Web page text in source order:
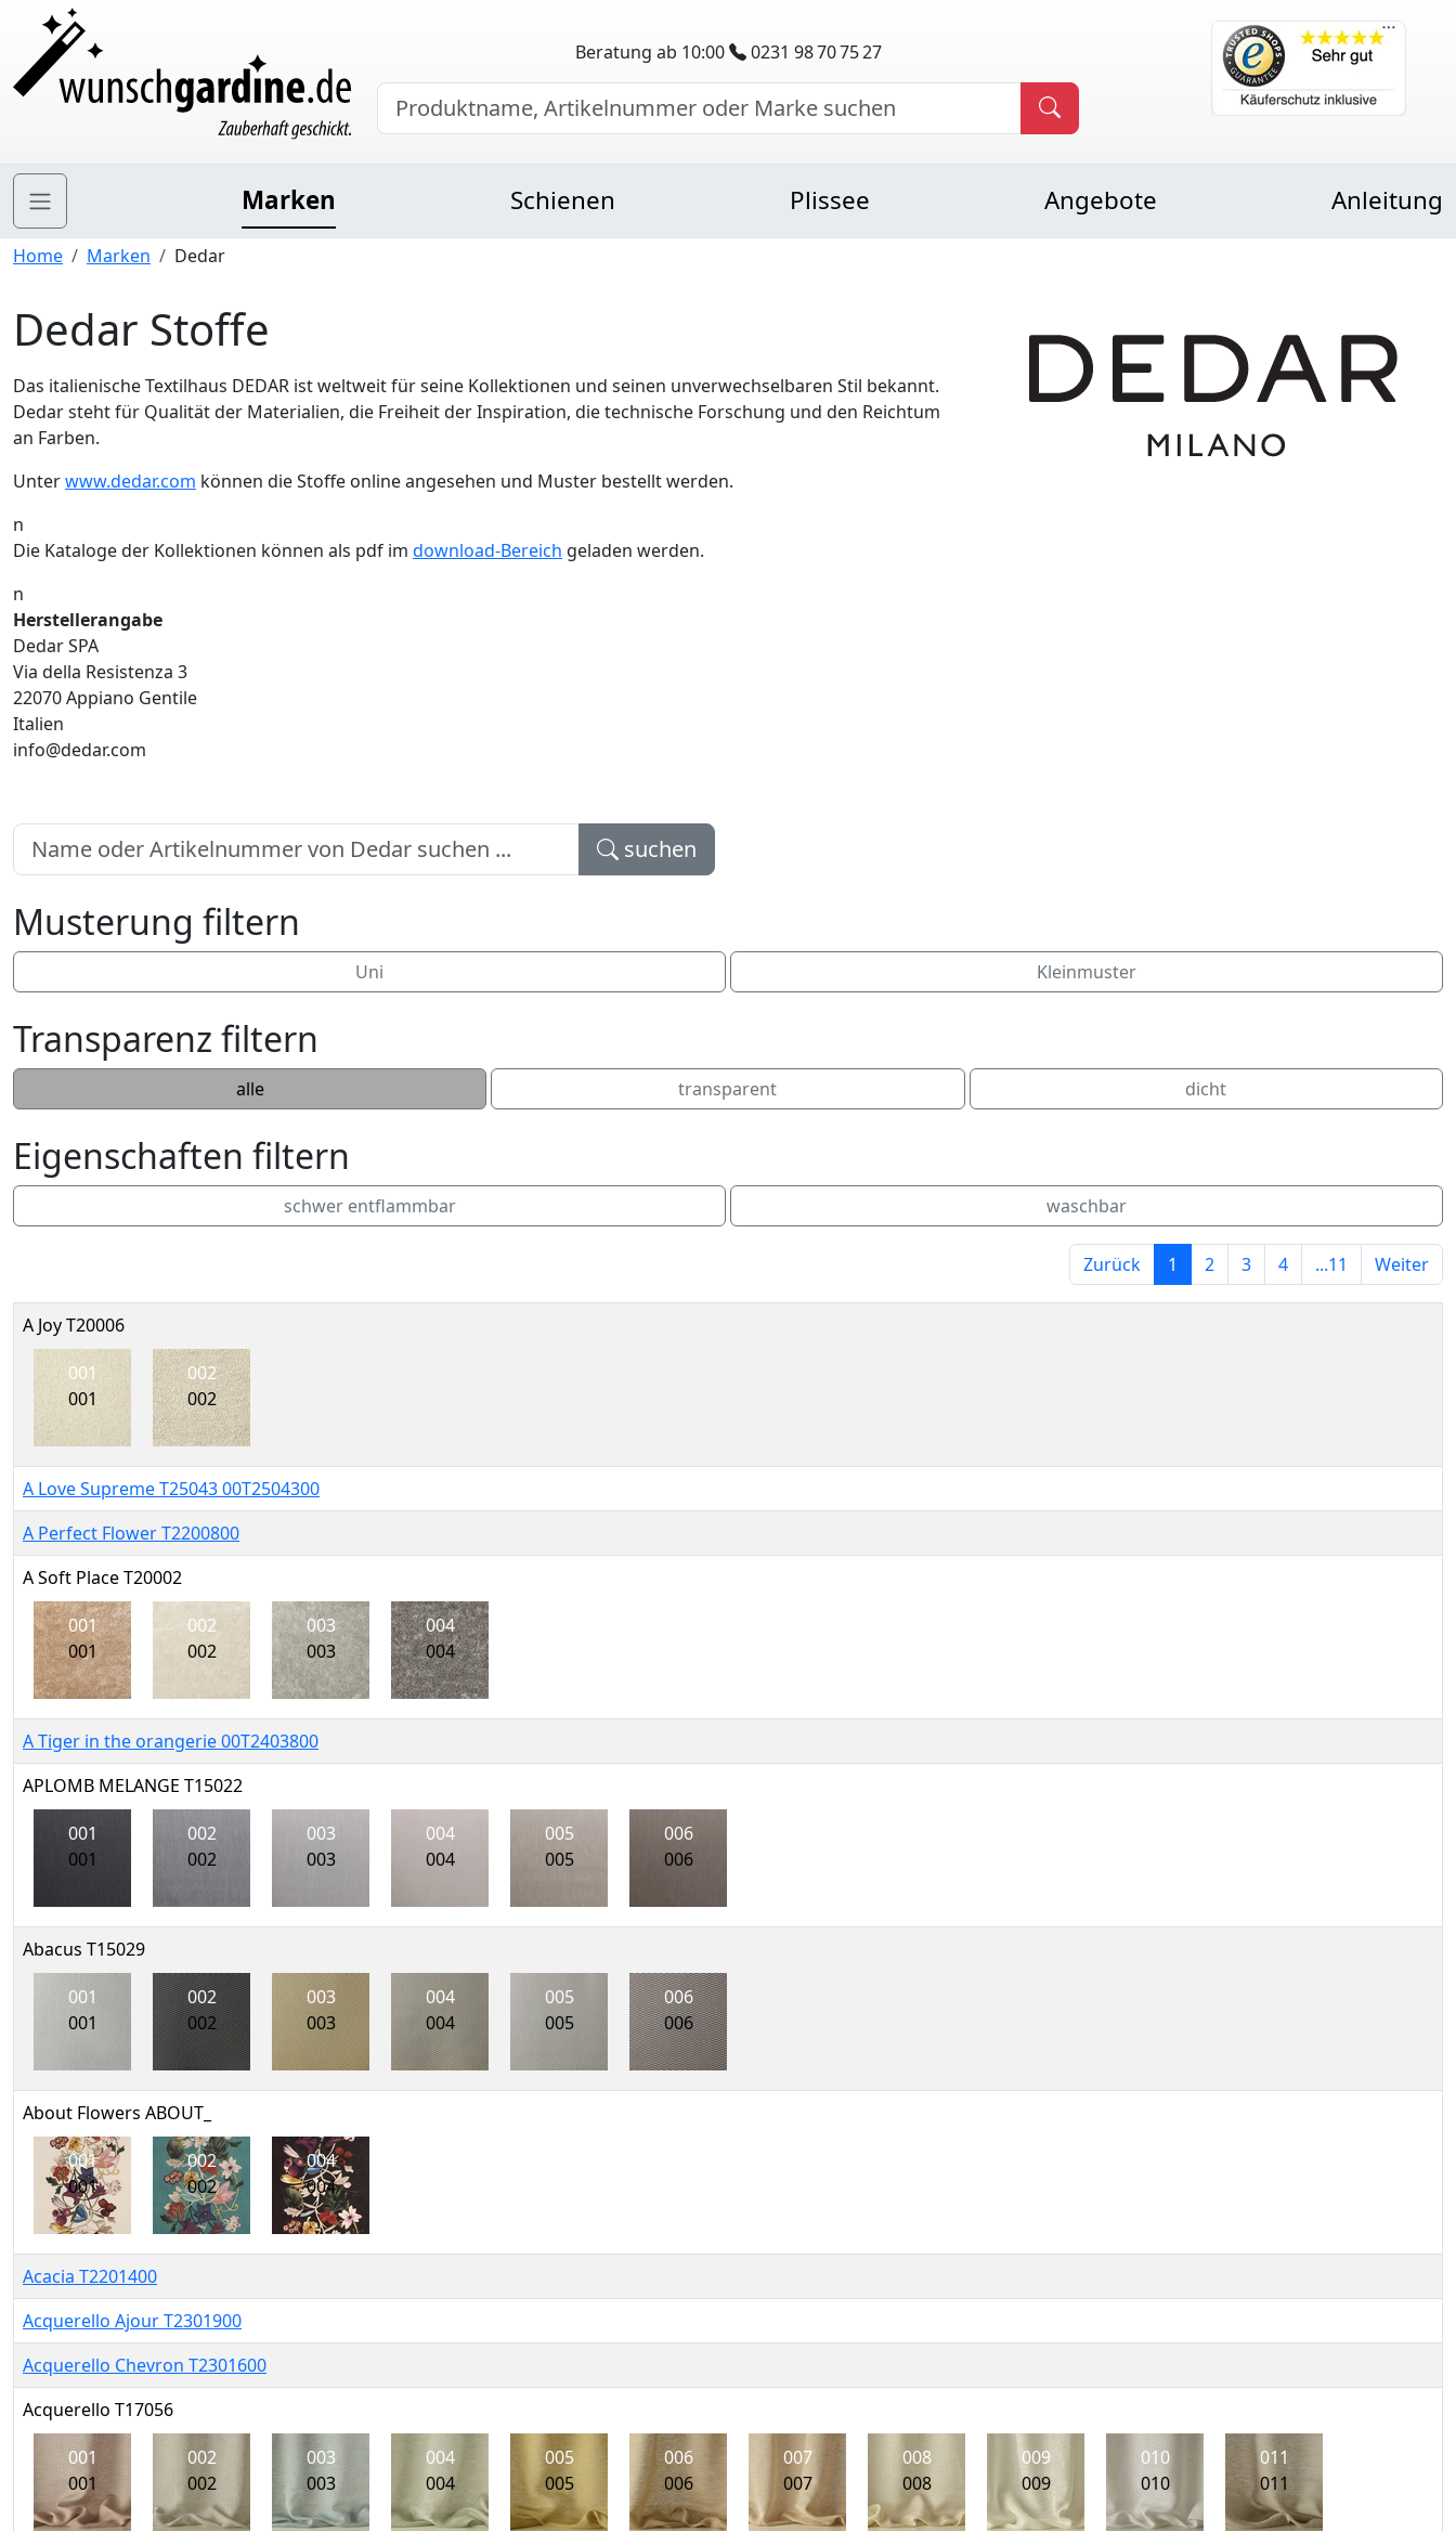
Beratung ab 10:00 0231 98 70 75 27
Marken Schienen Plissee Angebote Anleitung
Home Marken Dedar
Dedar Stoffe
Das italienische Textilhaus DEDAR ist weltweit für seine Kollektionen und seinen unverwechselbaren Stil bekannt.
Dedar steht für Qualität der Materialien, die Freiheit der Inspiration, die technische Forschung und den Reichtum
an Farben.
Unterwww.dedar.com können die Stoffe online angesehen und Muster bestellt werden.
n
Die Kataloge der Kollektionen können als pdf im download-Bereich geladen werden.
n
Herstellerangabe
Dedar SPA
Via della Resistenza 3
22070 Appiano Gentile
Italien
info@dedar.com
suchen
Musterung filtern
Uni Kleinmuster
Transparenz filtern
alle transparent dicht
Eigenschaften filtern
schwer entflammbar waschbar
Zurück 1 2 3 4 ...11 Weiter
A Joy T20006
001
001
002
002
A Love Supreme T25043 00T2504300
A Perfect Flower T2200800
A Soft Place T20002
001
001
002
002
003
003
004
004
A Tiger in the orangerie 00T2403800
APLOMB MELANGE T15022
001
001
002
002
003
003
004
004
005
005
006
006
Abacus T15029
001
001
002
002
003
003
004
004
005
005
006
006
About Flowers ABOUT_
001
001
002
002
004
004
Acacia T2201400
Acquerello Ajour T2301900
Acquerello Chevron T2301600
Acquerello T17056
001
001
002
002
003
003
004
004
005
005
006
006
007
007
008
008
009
009
010
010
011
011